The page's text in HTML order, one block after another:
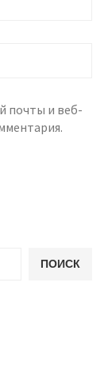
почты и веб-
ПОИСК